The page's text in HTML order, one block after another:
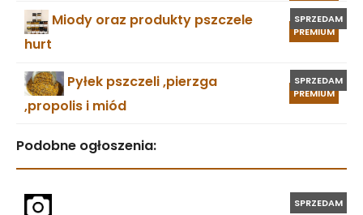
PREMIUM
SPRZEDAM
Miody oraz produkty pszczele
hurt
PREMIUM
SPRZEDAM
Pyłek pszczeli ,pierzga
,propolis i miód
Podobne ogłoszenia:
SPRZEDAM